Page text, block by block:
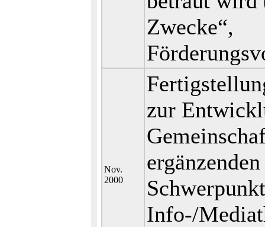
Zwecke“,
Nov.
2000
zur
ergänzenden
Info-/